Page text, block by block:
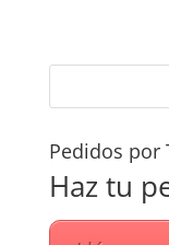
Pedidos por
Haz tu